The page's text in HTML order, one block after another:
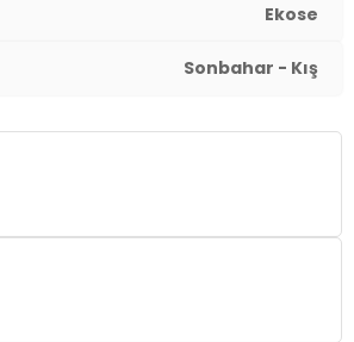
Ekose
Sonbahar - Kış